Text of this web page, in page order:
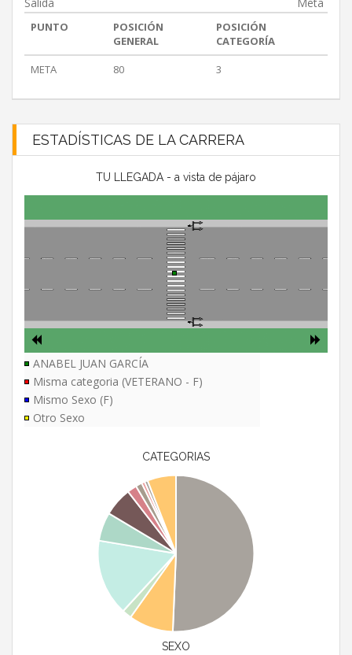
Salida Meta
PUNTO
POSICIÓN
GENERAL
POSICIÓN
CATEGORÍA
META
80 3
ESTADÍSTICAS DE LA CARRERA
TU LLEGADA - a vista de pájaro
ANABEL JUAN GARCÍA
Misma categoria (VETERANO - F)
Mismo Sexo (F)
Otro Sexo
CATEGORIAS
SEXO